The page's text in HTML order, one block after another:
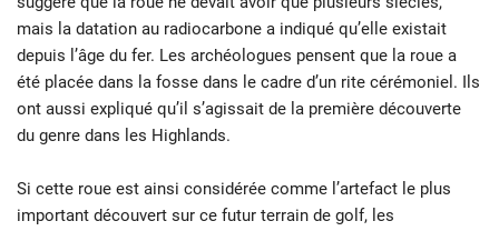
mais la datation au radiocarbone a indiqué qu’elle existait
depuis l’âge du fer. Les archéologues pensent que la roue a
été placée dans la fosse dans le cadre d’un rite cérémoniel. Ils
ont aussi expliqué qu’il s’agissait de la première découverte
du genre dans les Highlands.
Si cette roue est ainsi considérée comme l’artefact le plus
important découvert sur ce futur terrain de golf, les